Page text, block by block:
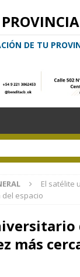
DE TU
El satélite
del espacio
más